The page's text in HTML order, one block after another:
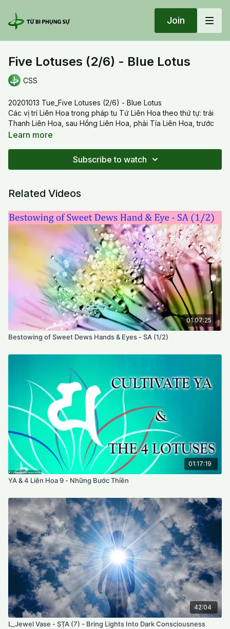
Join
Five Lotuses (2/6) - Blue Lotus
CSS
20201013 Tue_Five Lotuses (2/6) - Blue Lotus
Các vị trí Liên Hoa trong pháp tu Tứ Liên Hoa theo thứ tự: trái
Thanh Liên Hoa, sau Hồng Liên Hoa, phải Tía Liên Hoa, trước
Bạch Liên Hoa, trên Thiên Diệp Bảo Liên. Tu Thanh Liên Hoa
order: left side Blue Lotus, back Red Lotus, right side Purple
reborn in all Pure Lands.
Learn more
Subscribe to watch
Related Videos
01:07:25
Bestowing of Sweet Dews Hands & Eyes - SA (1/2)
01:17:19
YA & 4 Liên Hoa 9 - Những Bước Thiền
42:04
L_Jewel Vase - ṢṬA (7) - Bring Lights Into Dark Consciousness